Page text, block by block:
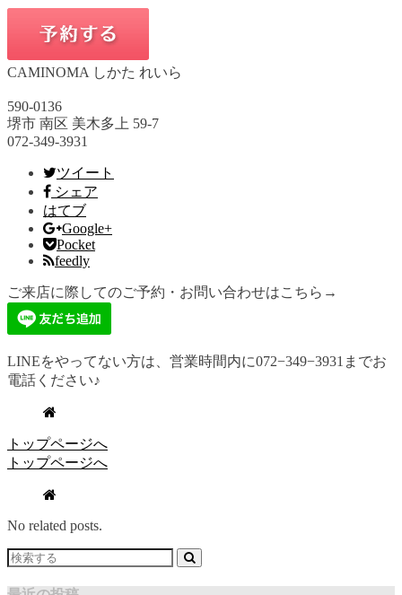
CAMINOMA しかた れいら
590-0136
堺市 南区 美木多上 59-7
072-349-3931
ツイート
シェア
はてブ
Google+
Pocket
feedly
ご来店に際してのご予約・お問い合わせはこちら→
LINEをやってない方は、営業時間内に072−349−3931までお
電話ください♪
トップページへ
トップページへ
No related posts.